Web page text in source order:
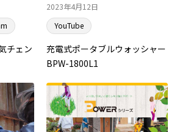
チェン
2023年4月12日
YouTube
充電式ポータブルウォッシャー
BPW-1800L1